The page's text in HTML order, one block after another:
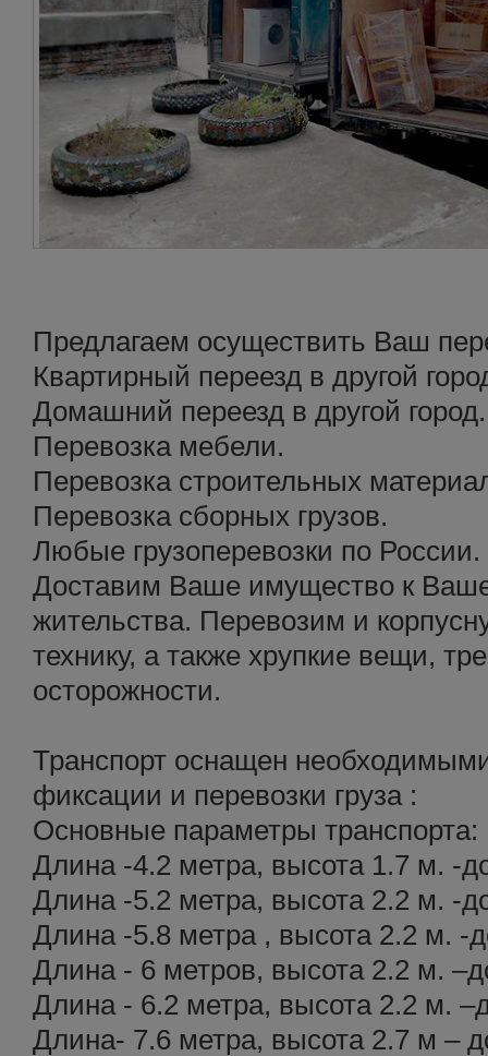
Предлагаем осуществить Ваш
Квартирный переезд в другой
Домашний переезд в другой город.
Перевозка мебели.
Перевозка строительных
Перевозка сборных грузов.
Любые грузоперевозки по России.
Доставим Ваше имущество к
жительства. Перевозим и
технику, а также хрупкие вещи,
осторожности.
Транспорт оснащен
фиксации и перевозки груза :
Основные параметры транспорта:
Длина -4.2 метра, высота 1.7 м. -
Длина -5.2 метра, высота 2.2 м. -
Длина -5.8 метра , высота 2.2 м. -
Длина - 6 метров, высота 2.2 м.
Длина - 6.2 метра, высота 2.2 м.
Длина- 7.6 метра, высота 2.7 м –